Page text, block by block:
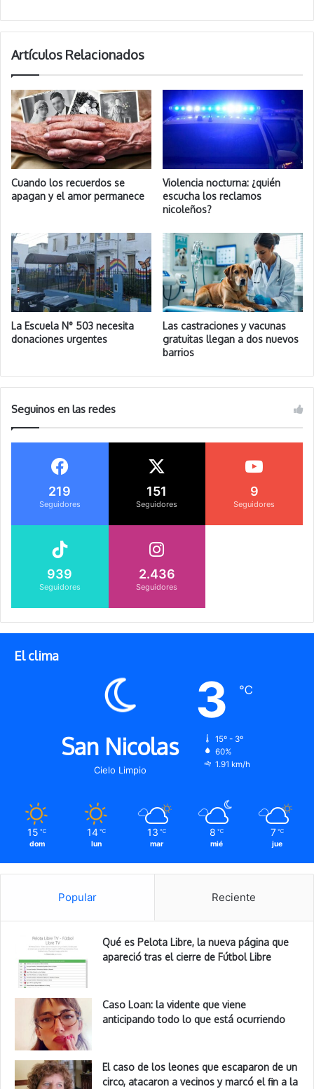
Artículos Relacionados
Cuando los recuerdos se
apagan y el amor permanece
Violencia nocturna: ¿quién
escucha los reclamos
nicoleños?
La Escuela N° 503 necesita
donaciones urgentes
Las castraciones y vacunas
gratuitas llegan a dos nuevos
barrios
Seguinos en las redes
219
Seguidores
151
Seguidores
9
Seguidores
939
Seguidores
2.436
Seguidores
El clima
San Nicolas
Cielo Limpio
3 ℃
15º - 3º
60%
1.91 km/h
15 ℃
dom
14 ℃
lun
13 ℃
mar
8 ℃
mié
7 ℃
jue
Popular Reciente
Qué es Pelota Libre, la nueva página que
apareció tras el cierre de Fútbol Libre
Caso Loan: la vidente que viene
anticipando todo lo que está ocurriendo
El caso de los leones que escaparon de un
circo, atacaron a vecinos y marcó el fin a la